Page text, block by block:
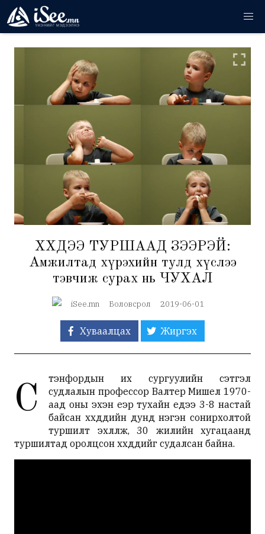
ХҮҮХДЭЭ ТУРШААД ҮЗЭЭРЭЙ:
Амжилтад хүрэхийн тулд хүслээ
тэвчиж сурах нь ЧУХАЛ
iSee.mn Боловсрол 2019-06-01
Хуваалцах Жиргэх
С
тэнфордын их сургуулийн сэтгэл
судлалын профессор Валтер Мишел 1970-
аад оны эхэн үеэр тухайн үедээ 3-8 настай
байсан хүүхдүүдийн дунд нэгэн сонирхолтой
туршилт эхлүүлж, 30 жилийн хугацаанд
туршилтад оролцсон хүүхдүүдийг судалсан байна.